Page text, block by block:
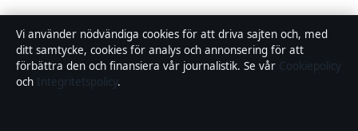
Blogg
Branschnyheter
Vi använder nödvändiga cookies för att driva sajten och, med
ditt samtycke, cookies för analys och annonsering för att
förbättra den och finansiera vår journalistik. Se vår Cookiepolicy
och Integritetspolicy.